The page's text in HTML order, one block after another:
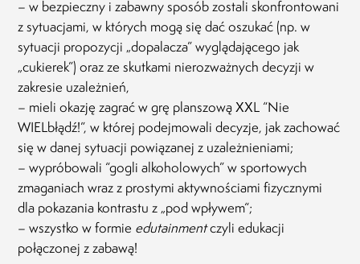
– w bezpieczny i zabawny sposób zostali skonfrontowani
z sytuacjami, w których mogą się dać oszukać (np. w
sytuacji propozycji „dopalacza” wyglądającego jak
„cukierek”) oraz ze skutkami nierozważnych decyzji w
zakresie uzależnień,
– mieli okazję zagrać w grę planszową XXL “Nie
WIELbłądź!”, w której podejmowali decyzje, jak zachować
się w danej sytuacji powiązanej z uzależnieniami;
– wypróbowali “gogli alkoholowych” w sportowych
zmaganiach wraz z prostymi aktywnościami fizycznymi
dla pokazania kontrastu z „pod wpływem“;
– wszystko w formie edutainmentczyli edukacji
połączonej z zabawą!